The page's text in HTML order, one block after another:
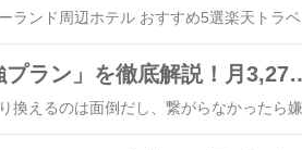
✦ 2026 GOLDEN WEEK SPECIAL ✦東京ディズニーランド周辺ホテル おすすめ5選楽天トラベルで予約するだけでこんなにお得！GWを最高の思い出にするホテル完全ガイド🏆 楽天トラベル最大ポイント15倍 ／ 最大21%OFF💭 こんな悩み、ありませんか？「今年のGWは絶対ディズニー！でも…どのホテルにすればいいの？」——毎年この季節になると、ホテル選びで頭を悩ませる方は多いはずです。パーク公式ホテルは憧れるけれど値段が心配、周辺ホテルはどこがコスパ最強なのかも分からない。そして気づいたら良いプランが埋まっていた……なんて経験はありませんか？じつはホテル選びと同じくらい大切なのが、「どこで・いつ予約するか」という問題。楽天トラベルを使えば、同じ部屋・同じ料金でもポイントが大量に戻ってきて、割引クーポンと重ねることで旅の満足度がぐっと変わります。GWを最高の思い出にするために、まず「賢い予約術」から始めましょう。​​🗾 楽天トラベル × ディズニーホテルとは？楽天トラベルは国内最大級の旅行予約プラットフォームです。東京ディズニーランド（千葉県浦安市）周辺には、パーク直結の公式ホテルから駅直結の利便性重視ホテルまで多彩な宿泊施設が揃い、1泊1名あたり約5,000円台〜数万円と幅広い価格帯から選べます。楽天トラベルを通じて予約すると楽天ポイントが貯まり、各種キャンペーンやクーポンを組み合わせることで実質大幅割引も実現。ひと言で言えば、「いつもの楽天ポイントを旅行代金に変える、かしこい旅のプラットフォーム」です。💡 こんな人にも刺さる！意外な活用シーン👨‍👩‍👧‍👦 初めての家族ディズニー派スーパ
【2026年最新】楽天モバイル「最強プラン」